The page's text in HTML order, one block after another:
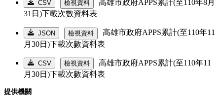
CSV 檢視資料
高雄市政府APPS累計(至110年8月
31日)下載次數資料表
JSON 檢視資料
高雄市政府APPS累計(至110年11
月30日)下載次數資料表
CSV 檢視資料
高雄市政府APPS累計(至110年11
月30日)下載次數資料表
提供機關